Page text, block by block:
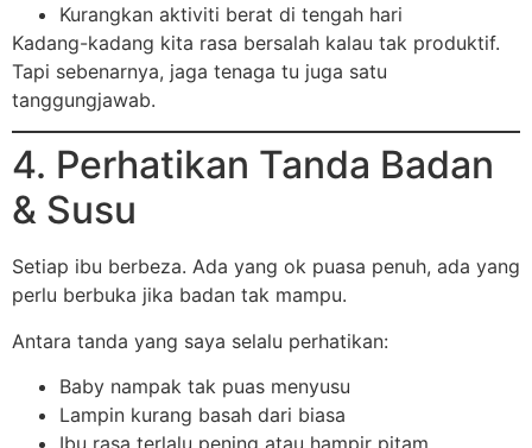
Kurangkan aktiviti berat di tengah hari
Kadang-kadang kita rasa bersalah kalau tak produktif.
Tapi sebenarnya, jaga tenaga tu juga satu
tanggungjawab.
4. Perhatikan Tanda Badan
& Susu
Setiap ibu berbeza. Ada yang ok puasa penuh, ada yang
perlu berbuka jika badan tak mampu.
Antara tanda yang saya selalu perhatikan:
Baby nampak tak puas menyusu
Lampin kurang basah dari biasa
Ibu rasa terlalu pening atau hampir pitam